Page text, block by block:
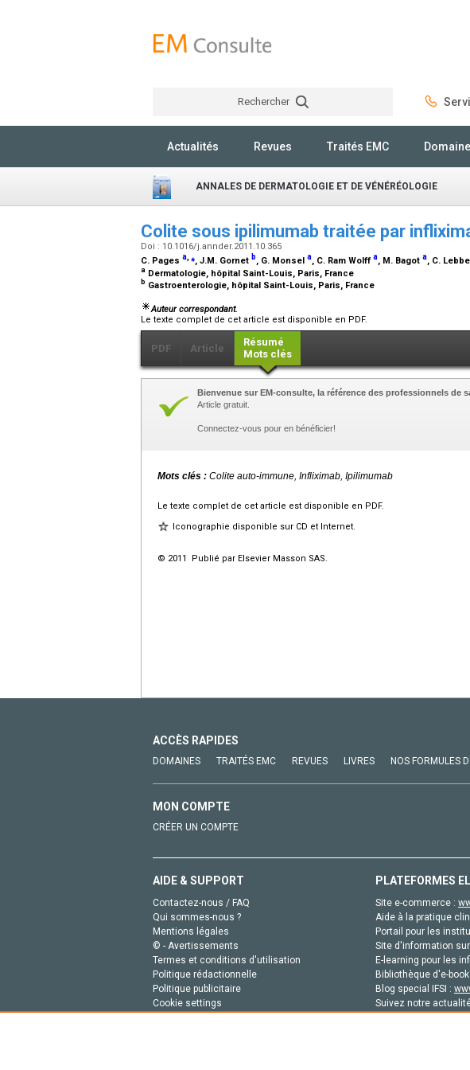
Rechercher
Actualités Revues Traités EMC
ANNALES DE DERMATOLOGIE ET DE VÉNÉRÉOLOGIE
Colite sous ipilimumab traitée par
Doi : 10.1016/j.annder.2011.10.365
C. Pages a ⁎, J.M. Gornet b, G. Monsel a, C. Ram Wolff a, M. Bagot a, C. Lebbe
a Dermatologie, hôpital Saint-Louis, Paris, France
b Gastroenterologie, hôpital Saint-Louis, Paris, France
Auteur correspondant.
Le texte complet de cet article est disponible en PDF.
PDF Article
Résumé
Mots clés
Bienvenue sur EM-consulte, la référence des professionnels de
Article gratuit.
Connectez-vous pour en bénéficier!
Mots clés : Colite auto-immune, Infliximab, Ipilimumab
Le texte complet de cet article est disponible en PDF.
Iconographie disponible sur CD et Internet.
© 2011 Publié par Elsevier Masson SAS.
ACCÈS RAPIDES
DOMAINES TRAITÉS EMC REVUES LIVRES NOS FORMULES
MON COMPTE
CRÉER UN COMPTE
AIDE & SUPPORT
Contactez-nous / FAQ
Qui sommes-nous ?
Mentions légales
© - Avertissements
Termes et conditions d'utilisation
Politique rédactionnelle
Politique publicitaire
Cookie settings
PLATEFORMES
Site e-commerce :
Aide à la pratique
Portail pour les
Site d'information sur
E-learning pour les
Bibliothèque d'e-
Blog special IFSI :
Suivez notre